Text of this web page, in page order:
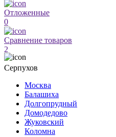
Отложенные
0
Сравнение товаров
2
Серпухов
Москва
Балашиха
Долгопрудный
Домодедово
Жуковский
Коломна